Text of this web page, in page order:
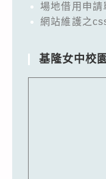
場地借用申請
網站維護之
基隆女中校